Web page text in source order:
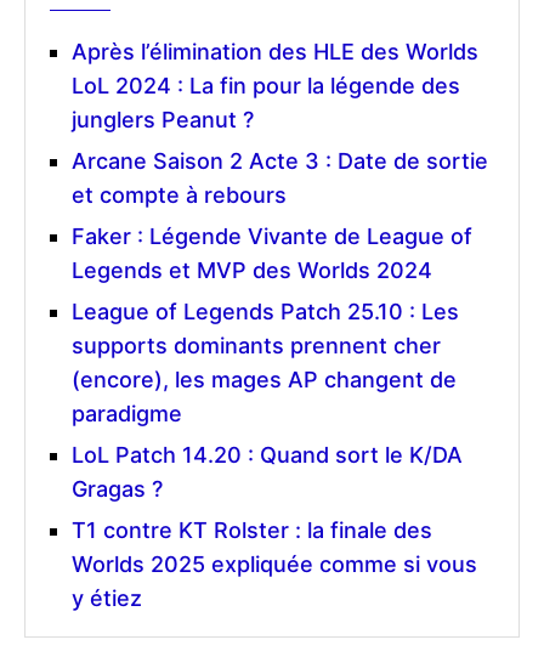
Après l’élimination des HLE des Worlds
LoL 2024 : La fin pour la légende des
junglers Peanut ?
Arcane Saison 2 Acte 3 : Date de sortie
et compte à rebours
Faker : Légende Vivante de League of
Legends et MVP des Worlds 2024
League of Legends Patch 25.10 : Les
supports dominants prennent cher
(encore), les mages AP changent de
paradigme
LoL Patch 14.20 : Quand sort le K/DA
Gragas ?
T1 contre KT Rolster : la finale des
Worlds 2025 expliquée comme si vous
y étiez